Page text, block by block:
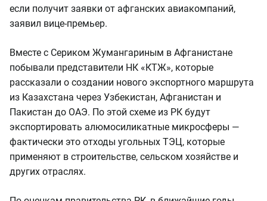
если получит заявки от афганских авиакомпаний,
заявил вице-премьер.
Вместе с Сериком Жумангариным в Афганистане
побывали представители НК «КТЖ», которые
рассказали о создании нового экспортного маршрута
из Казахстана через Узбекистан, Афганистан и
Пакистан до ОАЭ. По этой схеме из РК будут
экспортировать алюмосиликатные микросферы —
фактически это отходы угольных ТЭЦ, которые
применяют в строительстве, сельском хозяйстве и
других отраслях.